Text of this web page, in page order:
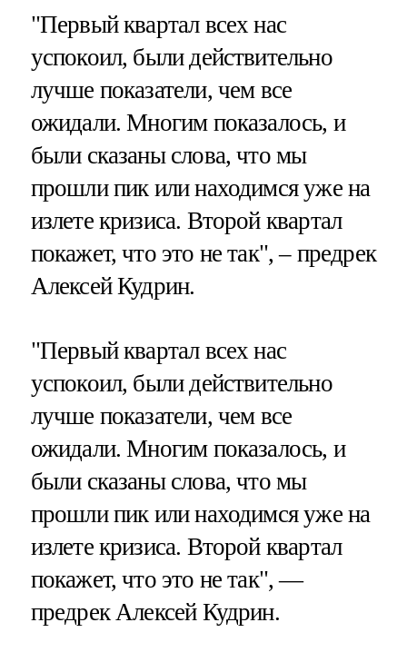
"Первый квартал всех нас
успокоил, были действительно
лучше показатели, чем все
ожидали. Многим показалось, и
были сказаны слова, что мы
прошли пик или находимся уже на
излете кризиса. Второй квартал
покажет, что это не так", – предрек
Алексей Кудрин.
"Первый квартал всех нас
успокоил, были действительно
лучше показатели, чем все
ожидали. Многим показалось, и
были сказаны слова, что мы
прошли пик или находимся уже на
излете кризиса. Второй квартал
покажет, что это не так", —
предрек Алексей Кудрин.